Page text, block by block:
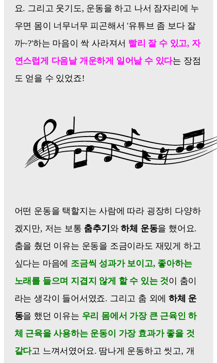
요. 그리고 웃기도, 운동을 하고 나서 잠자리에 누
우면 몸이 너무너무 피곤해서 '유튜브 좀 보다 잘
까~?'하는 마음이 싹 사라져서 빨리 잘 수 있고, 자
연스럽게 다음날 개운하게 일어날 수 있다는 장점
도 얻을 수 있었죠!
어떤 운동을 택할지는 사람에 따라 굉장히 다양하
겠지만, 저는 보통 춤추기 와하체 운동을 했어요.
춤을 췄던 이유는 운동을 조금이라도 재밌게 하고
싶다는 마음에 조금씩 성과가 보이고, 좋아하는
노래를 들으며 지겹지 않게 할 수 있는 것이 춤이
라는 생각이 들어서였죠. 그리고 춤 외에 하체 운
동을 했던 이유는 우리 몸에서 가장 큰 근육인 하
체 근육을 사용하는 운동이 가장 효과가 좋을 것
같다고 느껴서였어요. 땀나게 운동하고 씻고, 개